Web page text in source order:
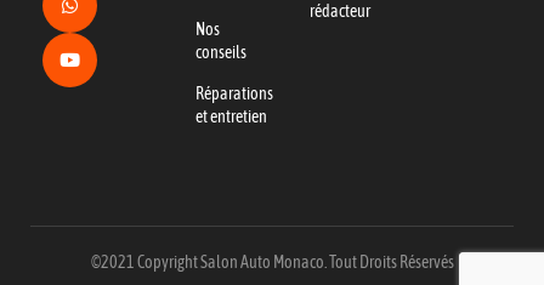
Nos
conseils
Réparations
et entretien
rédacteur
©2021 Copyright Salon Auto Monaco. Tout Droits Réservés